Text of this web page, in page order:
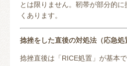
とは限りません。靭帯が部分的
くあります。
捻挫をした直後の対処法（応急処
捻挫直後は「RICE処置」が基本で